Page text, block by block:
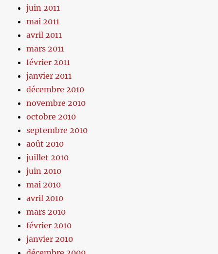
juin 2011
mai 2011
avril 2011
mars 2011
février 2011
janvier 2011
décembre 2010
novembre 2010
octobre 2010
septembre 2010
août 2010
juillet 2010
juin 2010
mai 2010
avril 2010
mars 2010
février 2010
janvier 2010